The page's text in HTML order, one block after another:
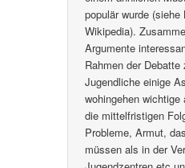
populär wurde
Wikipedia).
Argumente
Rahmen der
Jugendliche einige
wohingehen
die mittelfristigen
Probleme, Armut,
müssen als in der